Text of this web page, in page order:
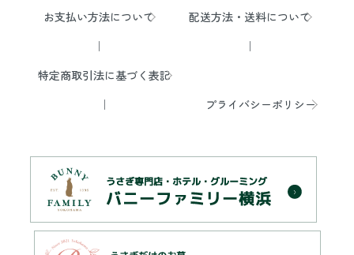
お支払い方法について 配送方法・送料について
特定商取引法に基づく表記
プライバシーポリシー